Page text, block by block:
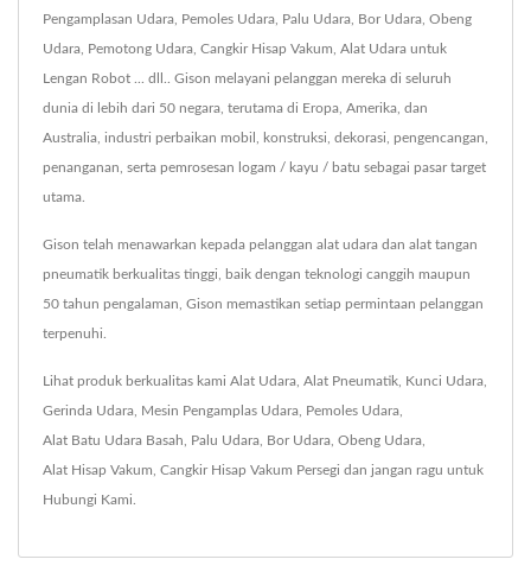
Pengamplasan Udara, Pemoles Udara, Palu Udara, Bor Udara, Obeng
Udara, Pemotong Udara, Cangkir Hisap Vakum, Alat Udara untuk
Lengan Robot ... dll.. Gison melayani pelanggan mereka di seluruh
dunia di lebih dari 50 negara, terutama di Eropa, Amerika, dan
Australia, industri perbaikan mobil, konstruksi, dekorasi, pengencangan,
penanganan, serta pemrosesan logam / kayu / batu sebagai pasar target
utama.
Gison telah menawarkan kepada pelanggan alat udara dan alat tangan
pneumatik berkualitas tinggi, baik dengan teknologi canggih maupun
50 tahun pengalaman, Gison memastikan setiap permintaan pelanggan
terpenuhi.
Lihat produk berkualitas kami Alat Udara Alat Pneumatik Kunci Udara
Gerinda Udara Mesin Pengamplas Udara Pemoles Udara
Alat Batu Udara Basah Palu Udara Bor Udara Obeng Udara
Alat Hisap Vakum Cangkir Hisap Vakum Persegi dan jangan ragu untuk
Hubungi Kami